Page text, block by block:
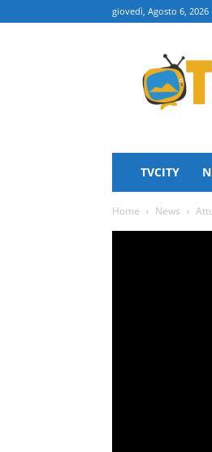
giovedì, Agosto 6, 2026
TVCITY
TVCITY
Home News